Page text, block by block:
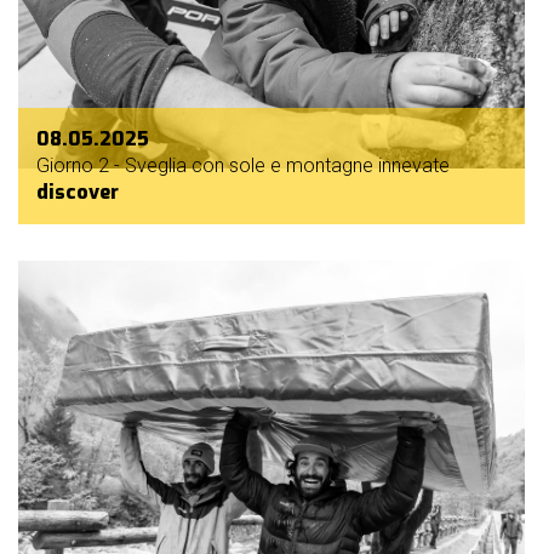
08.05.2025
Giorno 2 - Sveglia con sole e montagne innevate
discover